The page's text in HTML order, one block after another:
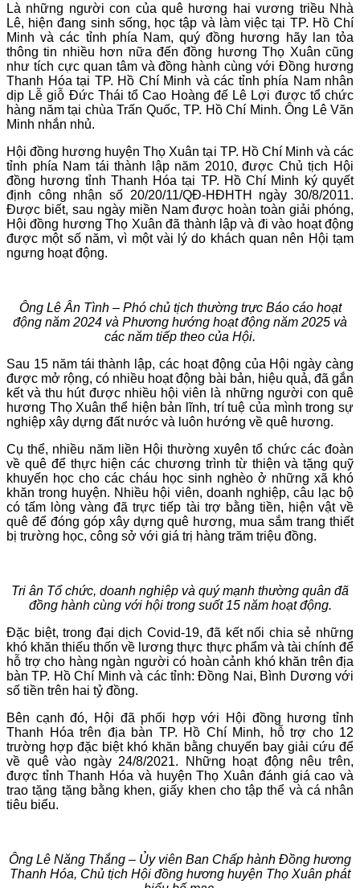
Là những người con của quê hương hai vương triều Nhà
Lê, hiện đang sinh sống, học tập và làm việc tại TP. Hồ Chí
Minh và các tỉnh phía Nam, quý đồng hương hãy lan tỏa
thông tin nhiều hơn nữa đến đồng hương Thọ Xuân cũng
như tích cực quan tâm và đồng hành cùng với Đồng hương
Thanh Hóa tại TP. Hồ Chí Minh và các tỉnh phía Nam nhân
dịp Lễ giỗ Đức Thái tổ Cao Hoàng đế Lê Lợi được tổ chức
hàng năm tại chùa Trấn Quốc, TP. Hồ Chí Minh. Ông Lê Văn
Minh nhắn nhủ.
Hội đồng hương huyện Thọ Xuân tại TP. Hồ Chí Minh và các
tỉnh phía Nam tái thành lập năm 2010, được Chủ tịch Hội
đồng hương tỉnh Thanh Hóa tại TP. Hồ Chí Minh ký quyết
định công nhận số 20/20/11/QĐ-HĐHTH ngày 30/8/2011.
Được biết, sau ngày miền Nam được hoàn toàn giải phóng,
Hội đồng hương Thọ Xuân đã thành lập và đi vào hoạt động
được một số năm, vì một vài lý do khách quan nên Hội tạm
ngưng hoạt động.
Ông Lê Ân Tình – Phó chủ tịch thường trực Báo cáo hoạt
động năm 2024 và Phương hướng hoạt động năm 2025 và
các năm tiếp theo của Hội.
Sau 15 năm tái thành lập, các hoạt động của Hội ngày càng
được mở rộng, có nhiều hoạt động bài bản, hiệu quả, đã gắn
kết và thu hút được nhiều hội viên là những người con quê
hương Thọ Xuân thể hiện bản lĩnh, trí tuệ của mình trong sự
nghiệp xây dựng đất nước và luôn hướng về quê hương.
Cụ thể, nhiều năm liền Hội thường xuyên tổ chức các đoàn
về quê để thực hiện các chương trình từ thiện và tặng quỹ
khuyến học cho các cháu học sinh nghèo ở những xã khó
khăn trong huyện. Nhiều hội viên, doanh nghiệp, câu lạc bộ
có tấm lòng vàng đã trực tiếp tài trợ bằng tiền, hiện vật về
quê để đóng góp xây dựng quê hương, mua sắm trang thiết
bị trường học, công sở với giá trị hàng trăm triệu đồng.
Tri ân Tổ chức, doanh nghiệp và quý mạnh thường quân đã
đồng hành cùng với hội trong suốt 15 năm hoạt động.
Đặc biệt, trong đại dịch Covid-19, đã kết nối chia sẻ những
khó khăn thiếu thốn về lương thực thực phẩm và tài chính để
hỗ trợ cho hàng ngàn người có hoàn cảnh khó khăn trên địa
bàn TP. Hồ Chí Minh và các tỉnh: Đồng Nai, Bình Dương với
số tiền trên hai tỷ đồng.
Bên cạnh đó, Hội đã phối hợp với Hội đồng hương tỉnh
Thanh Hóa trên địa bàn TP. Hồ Chí Minh, hỗ trợ cho 12
trường hợp đặc biệt khó khăn bằng chuyến bay giải cứu để
về quê vào ngày 24/8/2021. Những hoạt động nêu trên,
được tỉnh Thanh Hóa và huyện Thọ Xuân đánh giá cao và
trao tặng tặng bằng khen, giấy khen cho tập thể và cá nhân
tiêu biểu.
Ông Lê Năng Thắng – Ủy viên Ban Chấp hành Đồng hương
Thanh Hóa, Chủ tịch Hội đồng hương huyện Thọ Xuân phát